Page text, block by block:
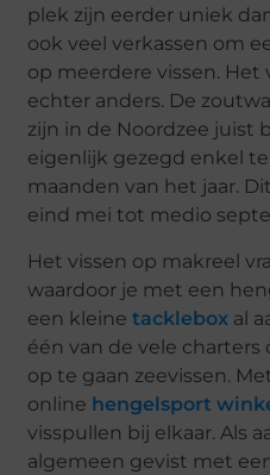
plek zijn eerder uniek
ook veel verkassen om
op meerdere vissen. Het
echter anders. De
zijn in de Noordzee juist
eigenlijk gezegd enkel
maanden van het jaar.
eind mei tot medio
Het vissen op makreel
waardoor je met een
een kleinetacklebox al
één van de vele
op te gaan zeevissen.
online hengelsport
visspullen bij elkaar. Als
algemeen gevist met